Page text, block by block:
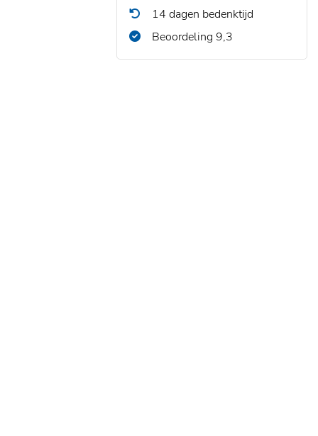
14 dagen bedenktijd
Beoordeling 9,3